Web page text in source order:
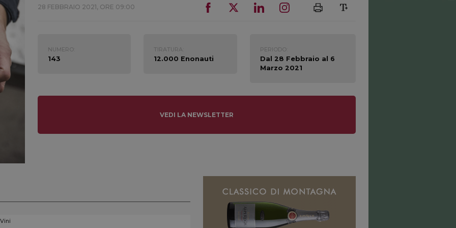
28 FEBBRAIO 2021, ORE 09:00
NUMERO:
143
TIRATURA:
12.000 Enonauti
PERIODO:
Dal 28 Febbraio al 6
Marzo 2021
VEDI LA NEWSLETTER